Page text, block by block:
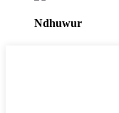
Ndhuwur